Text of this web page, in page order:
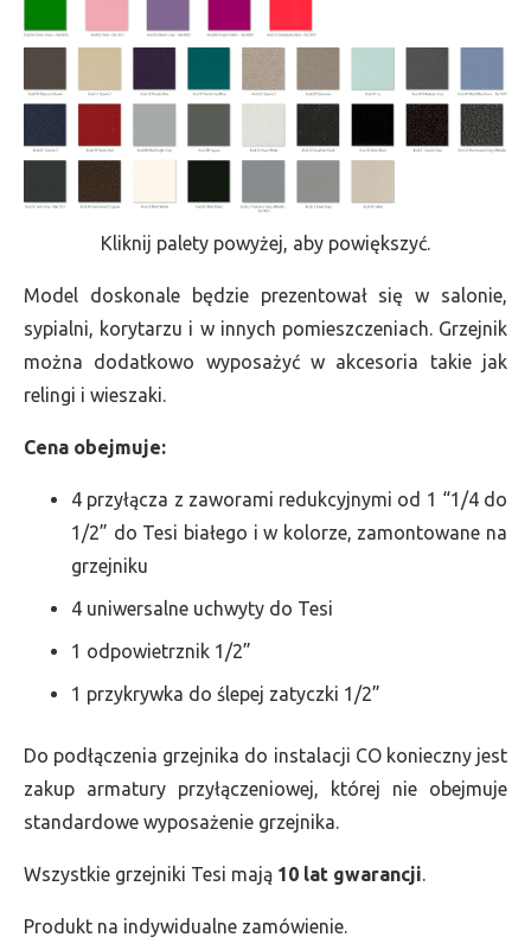
Kliknij palety powyżej, aby powiększyć.
Model doskonale będzie prezentował się w salonie,
sypialni, korytarzu i w innych pomieszczeniach. Grzejnik
można dodatkowo wyposażyć w akcesoria takie jak
relingi i wieszaki.
Cena obejmuje:
4 przyłącza z zaworami redukcyjnymi od 1 “1/4 do
1/2” do Tesi białego i w kolorze, zamontowane na
grzejniku
4 uniwersalne uchwyty do Tesi
1 odpowietrznik 1/2”
1 przykrywka do ślepej zatyczki 1/2”
Do podłączenia grzejnika do instalacji CO konieczny jest
zakup armatury przyłączeniowej, której nie obejmuje
standardowe wyposażenie grzejnika.
Wszystkie grzejniki Tesi mają 10 lat gwarancji.
Produkt na indywidualne zamówienie.